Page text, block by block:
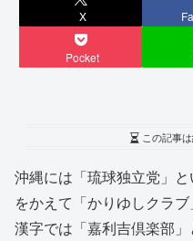
X
Pocket
この記事は
沖縄には「琉球独立党」
をかえて「かりゆしクラブ
漢字では「嘉利吉倶楽部」